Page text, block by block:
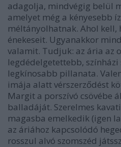
adagolja, mindvégig belül
amelyet még a kényesebb
méltányolhatnak. Ahol kell,
énekeseit. Ugyanakkor
valamit. Tudjuk: az ária az
legdédelgetettebb,
legkínosabb pillanata.
imája alatt vérszerződést
Margit a porszívó csövébe
balladáját. Szerelmes
magasba emelkedik (igen
az áriához kapcsolódó
rosszul alvó szomszéd